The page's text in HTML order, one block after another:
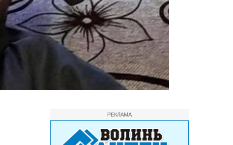
РЕКЛАМА